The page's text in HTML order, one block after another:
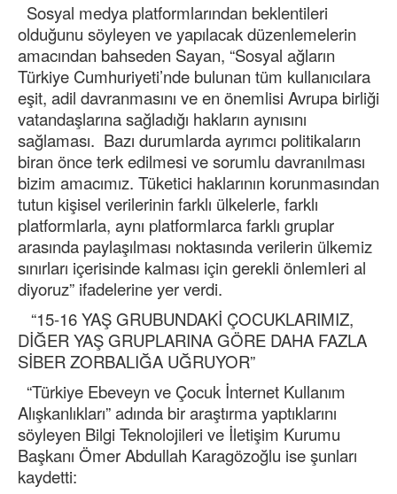
Sosyal medya platformlarından beklentileri
olduğunu söyleyen ve yapılacak düzenlemelerin
amacından bahseden Sayan, “Sosyal ağların
Türkiye Cumhuriyeti’nde bulunan tüm kullanıcılara
eşit, adil davranmasını ve en önemlisi Avrupa birliği
vatandaşlarına sağladığı hakların aynısını
sağlaması. Bazı durumlarda ayrımcı politikaların
biran önce terk edilmesi ve sorumlu davranılması
bizim amacımız. Tüketici haklarının korunmasından
tutun kişisel verilerinin farklı ülkelerle, farklı
platformlarla, aynı platformlarca farklı gruplar
arasında paylaşılması noktasında verilerin ülkemiz
sınırları içerisinde kalması için gerekli önlemleri al
diyoruz” ifadelerine yer verdi.
“15-16 YAŞ GRUBUNDAKİ ÇOCUKLARIMIZ,
DİĞER YAŞ GRUPLARINA GÖRE DAHA FAZLA
SİBER ZORBALIĞA UĞRUYOR”
“Türkiye Ebeveyn ve Çocuk İnternet Kullanım
Alışkanlıkları” adında bir araştırma yaptıklarını
söyleyen Bilgi Teknolojileri ve İletişim Kurumu
Başkanı Ömer Abdullah Karagözoğlu ise şunları
kaydetti: